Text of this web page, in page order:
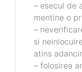
– esecul de
mentine o
–
si
atins
– folosirea